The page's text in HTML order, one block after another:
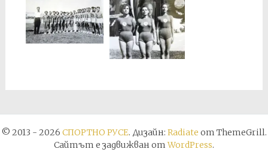
© 2013 - 2026 СПОРТНО РУСЕ. Дизайн: Radiate от ThemeGrill.
Сайтът е задвижван отWordPress.